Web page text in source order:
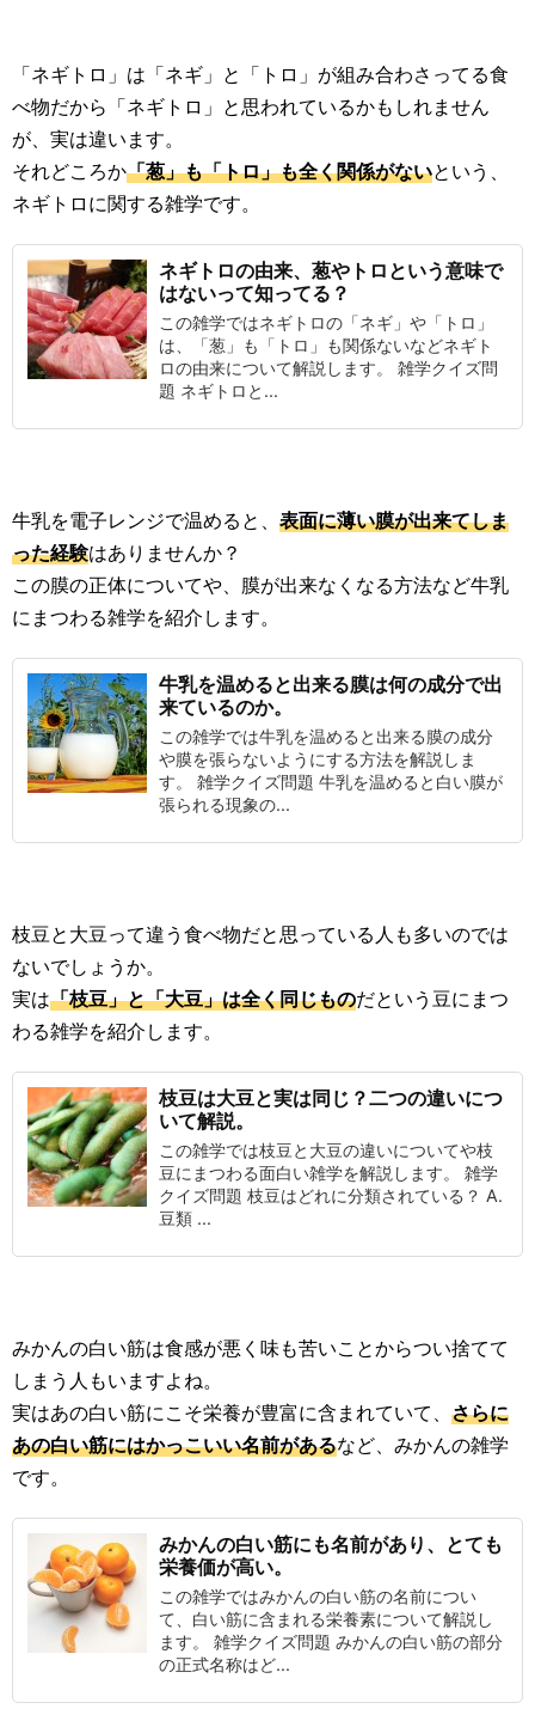
「ネギトロ」は「ネギ」と「トロ」が組み合わさってる食
べ物だから「ネギトロ」と思われているかもしれません
が、実は違います。
それどころか「葱」も「トロ」も全く関係がないという、
ネギトロに関する雑学です。
ネギトロの由来、葱やトロという意味で
はないって知ってる？
この雑学ではネギトロの「ネギ」や「トロ」
は、「葱」も「トロ」も関係ないなどネギト
ロの由来について解説します。 雑学クイズ問
題 ネギトロと...
牛乳を電子レンジで温めると、 表面に薄い膜が出来てしま
った経験はありませんか？
この膜の正体についてや、膜が出来なくなる方法など牛乳
にまつわる雑学を紹介します。
牛乳を温めると出来る膜は何の成分で出
来ているのか。
この雑学では牛乳を温めると出来る膜の成分
や膜を張らないようにする方法を解説しま
す。 雑学クイズ問題 牛乳を温めると白い膜が
張られる現象の...
枝豆と大豆って違う食べ物だと思っている人も多いのでは
ないでしょうか。
実は「枝豆」と「大豆」は全く同じものだという豆にまつ
わる雑学を紹介します。
枝豆は大豆と実は同じ？二つの違いにつ
いて解説。
この雑学では枝豆と大豆の違いについてや枝
豆にまつわる面白い雑学を解説します。 雑学
クイズ問題 枝豆はどれに分類されている？ A.
豆類 ...
みかんの白い筋は食感が悪く味も苦いことからつい捨てて
しまう人もいますよね。
実はあの白い筋にこそ栄養が豊富に含まれていて、 さらに
あの白い筋にはかっこいい名前があるなど、みかんの雑学
です。
みかんの白い筋にも名前があり、とても
栄養価が高い。
この雑学ではみかんの白い筋の名前につい
て、白い筋に含まれる栄養素について解説し
ます。 雑学クイズ問題 みかんの白い筋の部分
の正式名称はど...